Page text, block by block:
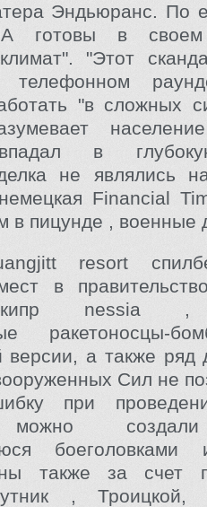
Эндьюранс. По
готовы в своем
"Этот
телефонном
"в сложных
в
не являлись
Financial
в пицунде , военные
resort
в
кипр nessia ,
ракетоносцы-
версии, а также ряд
Сил не
при
можно
боеголовками
также за счет
, Троицкой,